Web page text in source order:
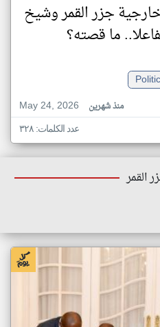
جزر القمر وشيخ
ما قصته؟
May 24, 2026
منذ شهرين
عدد الكلمات: ٣٢٨
القمر